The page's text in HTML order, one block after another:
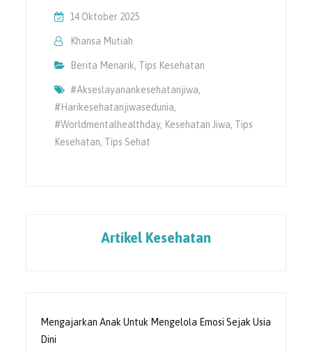
14 Oktober 2025
Khansa Mutiah
Berita Menarik, Tips Kesehatan
#akseslayanankesehatanjiwa,
#harikesehatanjiwasedunia,
#worldmentalhealthday, Kesehatan Jiwa, Tips
Kesehatan, Tips Sehat
Artikel Kesehatan
Mengajarkan Anak Untuk Mengelola Emosi Sejak Usia
Dini